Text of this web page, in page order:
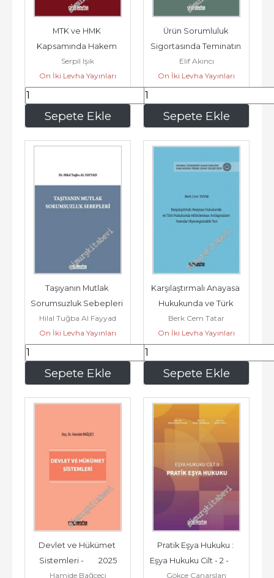
Sepete Ekle
MTK ve HMK
Kapsamında Hakem
Kararlarına Karşı İptal
Davası -
Serpil Işık
On İki Levha Yayınları
1.399 ,50 Sepete Ekle
Ürün Sorumluluk
Sigortasında Teminatın
Kapsamı: Türk, Alman,
İngiliz ve...
Elif Akıncı
On İki Levha Yayınları
1.246 ,50
Sepete Ekle
Taşıyanın Mutlak
Sorumsuzluk Sebepleri
-
Hilal Tuğba Al Fayyad
On İki Levha Yayınları
535,50 Sepete Ekle
Karşılaştırmalı Anayasa
Hukukunda ve Türk
Hukukunda
Milletlerarası...
Berk Cem Tatar
On İki Levha Yayınları
261,00
Devlet ve Hükümet
Sistemleri -        2025
Hamide Bağçeci
Pratik Eşya Hukuku :
Eşya Hukuku Cilt - 2 -
2025
Gökçe Canarslan